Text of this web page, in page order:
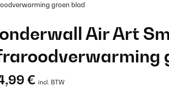
groen blad
Air Art
€ incl. BTW